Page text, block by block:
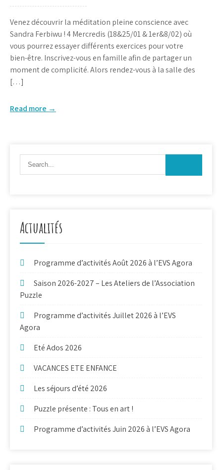
Venez découvrir la méditation pleine conscience avec
Sandra Ferbiwu ! 4 Mercredis (18&25/01 & 1er&8/02) où
vous pourrez essayer différents exercices pour votre
bien-être. Inscrivez-vous en famille afin de partager un
moment de complicité. Alors rendez-vous à la salle des
[…]
Read more →
Actualités
Programme d’activités Août 2026 à l’EVS Agora
Saison 2026-2027 – Les Ateliers de l’Association
Puzzle
Programme d’activités Juillet 2026 à l’EVS
Agora
Eté Ados 2026
VACANCES ETE ENFANCE
Les séjours d’été 2026
Puzzle présente : Tous en art !
Programme d’activités Juin 2026 à l’EVS Agora